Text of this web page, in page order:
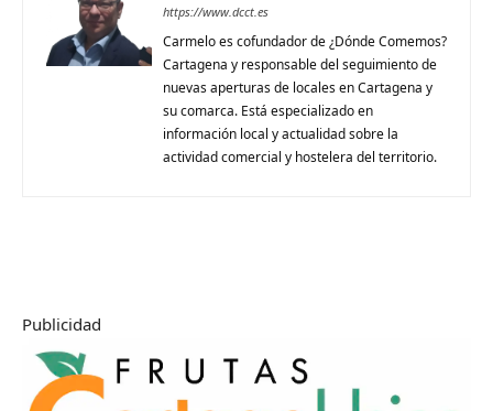
https://www.dcct.es
Carmelo es cofundador de ¿Dónde Comemos?
Cartagena y responsable del seguimiento de
nuevas aperturas de locales en Cartagena y
su comarca. Está especializado en
información local y actualidad sobre la
actividad comercial y hostelera del territorio.
Publicidad